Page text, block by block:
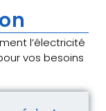
l’électricité
vos besoins